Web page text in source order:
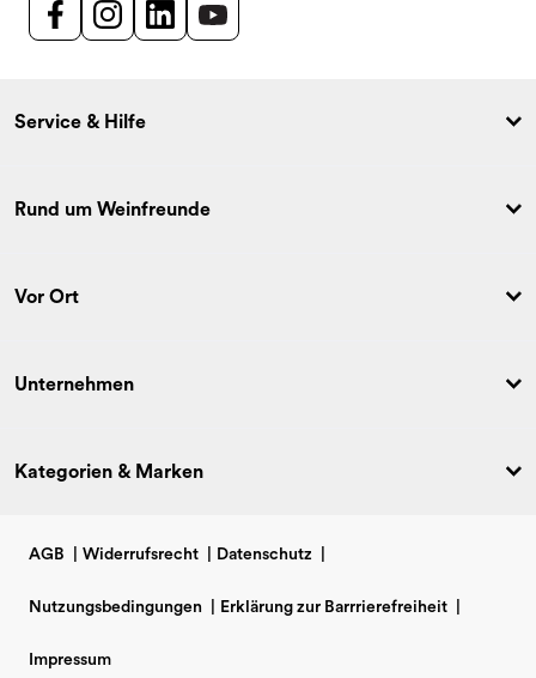
Service & Hilfe
Rund um Weinfreunde
Vor Ort
Unternehmen
Kategorien & Marken
AGB Widerrufsrecht Datenschutz
Nutzungsbedingungen Erklärung zur Barrrierefreiheit
Impressum